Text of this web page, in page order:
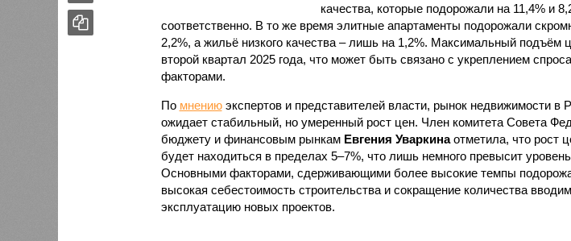
подорожали скромнее – всего на 2,2%, а жильё низкого качества – лишь
Максимальный подъём цен пришёлся на второй квартал 2025 года, что
связано с укреплением спроса и сезонными факторами.
Помнениюэкспертов и представителей власти, рынок недвижимости в
бюджету и финансовым рынкамЕвгения Уваркинаотметила, что рост
будет находиться в пределах 5–7%, что лишь немного превысит
Основными факторами, сдерживающими более высокие темпы
высокая себестоимость строительства и сокращение количества
эксплуатацию новых проектов.
Эксперты прогнозируют, что первичный и вторичный рынки где-то будут